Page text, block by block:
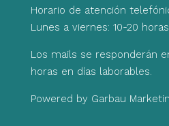
Horario de atención
Lunes a viernes: 10-20 horas
Los mails se responderán
horas en días laborables.
Powered by Garbau